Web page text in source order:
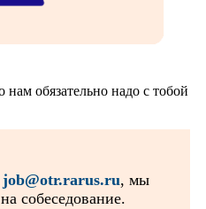
обязательно надо с тобой
job@otr.rarus.ru, мы
собеседование.